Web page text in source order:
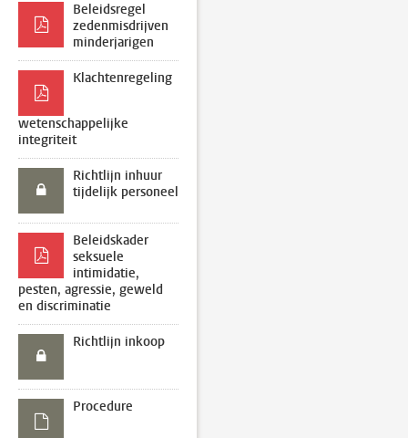
Beleidsregel
zedenmisdrijven
minderjarigen
Klachtenregeling
wetenschappelijke
integriteit
Richtlijn inhuur
tijdelijk personeel
Beleidskader
seksuele
intimidatie,
pesten, agressie, geweld
en discriminatie
Richtlijn inkoop
Procedure